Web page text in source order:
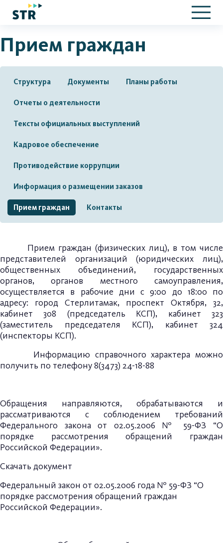
Прием граждан
Структура Документы Планы работы
Отчеты о деятельности
Тексты официальных выступлений
Кадровое обеспечение
Противодействие коррупции
Информация о размещении заказов
Прием граждан Контакты
Прием граждан (физических лиц), в том числе
представителей организаций (юридических лиц),
общественных объединений, государственных
органов, органов местного самоуправления,
осуществляется в рабочие дни с 9:00 до 18:00 по
адресу: город Стерлитамак, проспект Октября, 32,
кабинет 308 (председатель КСП), кабинет 323
(заместитель председателя КСП), кабинет 324
(инспекторы КСП).
Информацию справочного характера можно
получить по телефону 8(3473) 24-18-88
Обращения направляются, обрабатываются и
рассматриваются с соблюдением требований
Федерального закона от 02.05.2006 № 59-ФЗ “О
порядке рассмотрения обращений граждан
Российской Федерации».
Скачать документ
Федеральный закон от 02.05.2006 года № 59-ФЗ “О
порядке рассмотрения обращений граждан
Российской Федерации».